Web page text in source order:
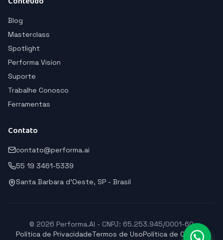
Blog
Masterclass
Spotlight
Performa Vision
Suporte
Trabalhe Conosco
Ferramentas
Contato
contato@performa.ai
55 19 3461-5339
Santa Barbara d'Oeste, SP - Brasil
© 2026 Performa.AI - CNPJ: 65.253.945/0001-60
Política de PrivacidadeTermos de UsoPolítica de Cookies